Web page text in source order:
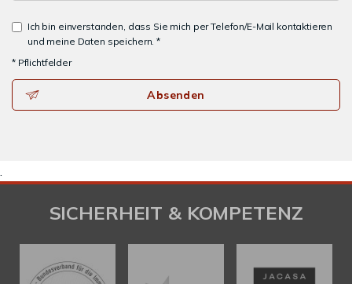
Ich bin einverstanden, dass Sie mich per Telefon/E-Mail kontaktieren
und meine Daten speichern. *
* Pflichtfelder
Absenden
.
SICHERHEIT & KOMPETENZ